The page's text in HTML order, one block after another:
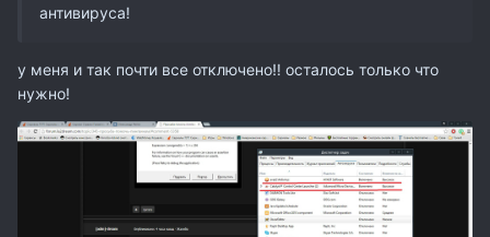
антивируса!
у меня и так почти все отключено!! осталось только что
нужно!